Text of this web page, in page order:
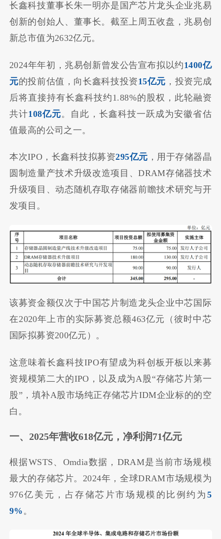
长鑫科技董事长朱一明亦是国产芯片龙头企业兆易
创新的创始人、董事长。截至上周五收盘，兆易创
新总市值为2632亿元。
2024年年初，兆易创新曾发公告宣布拟以约1400亿
元的投前估值，向长鑫科技投资15亿元 ，投资完成
后将直接持有长鑫科技约1.88%的股权，此轮融资
共计108亿元。自此，长鑫科技一跃成为安徽省估
值最高的公司之一。
本次IPO，长鑫科技拟募资295亿元 ，用于存储器晶
圆制造量产技术升级改造项目、DRAM存储器技术
升级项目、动态随机存取存储器前瞻技术研究与开
发项目。
该募资金额仅次于中国芯片制造龙头企业中芯国际
在2020年上市的实际募资总额463亿元（彼时中芯
国际拟募资200亿元）。
这意味着长鑫科技IPO有望成为科创板开板以来募
资规模第二大的IPO，以及成为A股“存储芯片第一
股”，填补A股市场纯正存储芯片IDM企业标的的空
白。
一、2025年营收618亿元，净利润71亿元
根据WSTS、Omdia数据，DRAM是当前市场规模
最大的存储芯片。2024年，全球DRAM市场规模为
976亿美元，占存储芯片市场规模的比例约为 5
9% 。